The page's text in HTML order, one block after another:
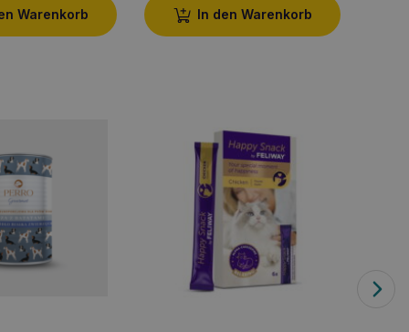
Warenkorb In den Warenkorb